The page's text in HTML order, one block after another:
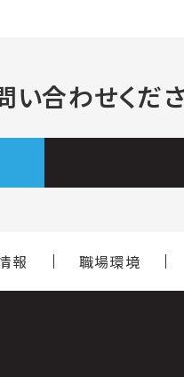
い合わせくださ
報 職場環境